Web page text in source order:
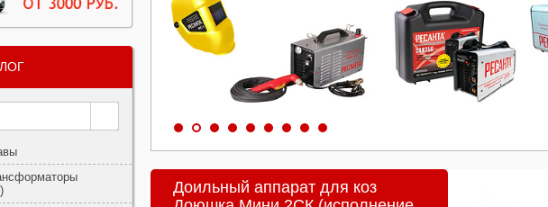
Доильный аппарат для коз